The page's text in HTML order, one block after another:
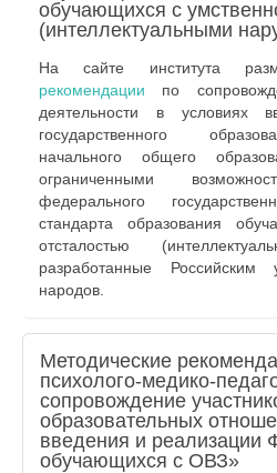
обучающихся с
(интеллектуальными
На сайте института
рекомендации по
деятельности в условиях
государственного
начального общего
ограниченными
федерального
стандарта образования
отсталостью
разработанные Российским
народов.
Методические
психолого-медико-
сопровождение
образовательных
введения и
обучающихся с ОВЗ»